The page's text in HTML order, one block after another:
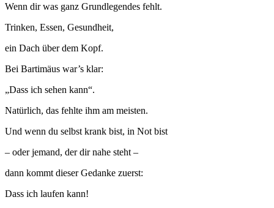
Wenn dir was ganz Grundlegendes fehlt.
Trinken, Essen, Gesundheit,
ein Dach über dem Kopf.
Bei Bartimäus war’s klar:
„Dass ich sehen kann“.
Natürlich, das fehlte ihm am meisten.
Und wenn du selbst krank bist, in Not bist
– oder jemand, der dir nahe steht –
dann kommt dieser Gedanke zuerst:
Dass ich laufen kann!